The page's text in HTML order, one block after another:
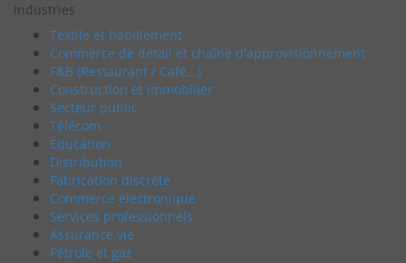
Industries
Textile et habillement
Commerce de détail et chaîne d'approvisionnement
F&B (Restaurant / Café...)
Construction et immobilier
Secteur public
Télécom
Éducation
Distribution
Fabrication discrète
Commerce électronique
Services professionnels
Assurance vie
Pétrole et gaz